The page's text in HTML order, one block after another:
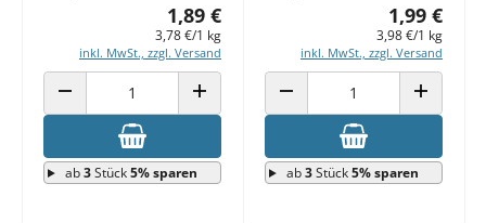
1,89 €
3,78 €/1 kg
inkl. MwSt., zzgl. Versand
ANZAHL VERRINGERN ANZAHL ERHÖHEN
ab3Stück5% sparen
1,99 €
3,98 €/1 kg
inkl. MwSt., zzgl. Versand
ANZAHL VERRINGERN ANZAHL
ab3Stück5% sparen